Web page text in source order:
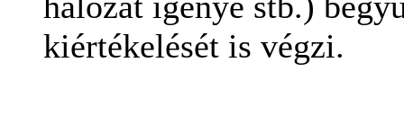
kiértékelését is végzi.